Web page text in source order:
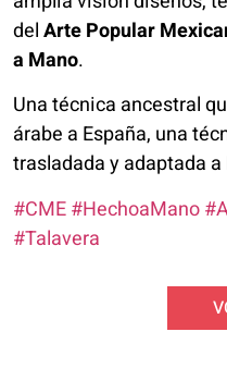
delArte Popular
a Mano.
Una técnica ancestral
árabe a España, una
trasladada y adaptada a
#CME#HechoaMano
#Talavera